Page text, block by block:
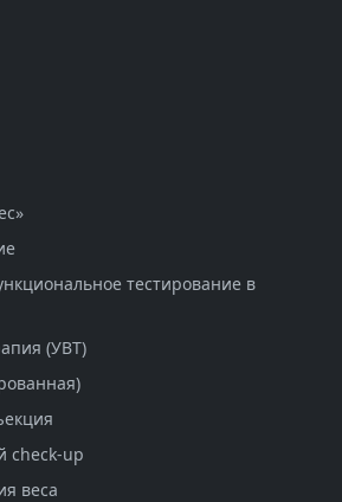
тестирование в
(УВТ)
check-up
веса